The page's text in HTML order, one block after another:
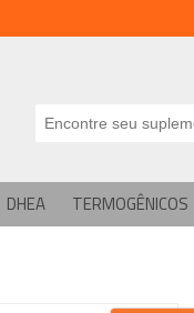
DHEA TERMOGÊNICOS